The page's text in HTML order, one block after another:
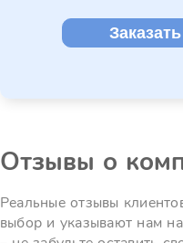
Отзывы о
Реальные отзывы
выбор и указывают нам